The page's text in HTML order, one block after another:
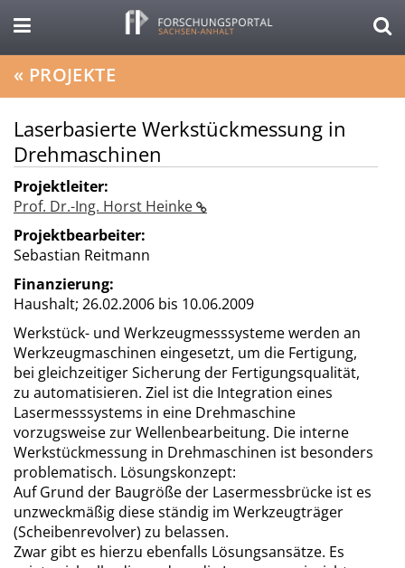
« PROJEKTE
Laserbasierte Werkstückmessung in
Drehmaschinen
Projektleiter:
Prof. Dr.-Ing. Horst Heinke
Projektbearbeiter:
Sebastian Reitmann
Finanzierung:
Haushalt; 26.02.2006 bis 10.06.2009
Werkstück- und Werkzeugmesssysteme werden an
Werkzeugmaschinen eingesetzt, um die Fertigung,
bei gleichzeitiger Sicherung der Fertigungsqualität,
zu automatisieren. Ziel ist die Integration eines
Lasermesssystems in eine Drehmaschine
vorzugsweise zur Wellenbearbeitung. Die interne
Werkstückmessung in Drehmaschinen ist besonders
problematisch. Lösungskonzept:
Auf Grund der Baugröße der Lasermessbrücke ist es
unzweckmäßig diese ständig im Werkzeugträger
(Scheibenrevolver) zu belassen.
Zwar gibt es hierzu ebenfalls Lösungsansätze. Es